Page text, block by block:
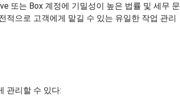
또는 Box 계정에 기밀성이 높은 법률 및 세무 문
적으로 고객에게 맡길 수 있는 유일한 작업 관리
관리할 수 있다: